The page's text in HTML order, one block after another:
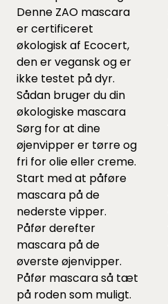
Denne ZAO mascara
er certificeret
økologisk af Ecocert,
den er vegansk og er
ikke testet på dyr.
Sådan bruger du din
økologiske mascara
Sørg for at dine
øjenvipper er tørre og
fri for olie eller creme.
Start med at påføre
mascara på de
nederste vipper.
Påfør derefter
mascara på de
øverste øjenvipper.
Påfør mascara så tæt
på roden som muligt.